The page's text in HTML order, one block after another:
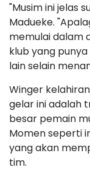
"Musim ini jelas
Madueke.
memulai dalam
klub yang
lain selain
Winger
gelar ini adalah
besar pemain
Momen seperti
yang akan
tim.